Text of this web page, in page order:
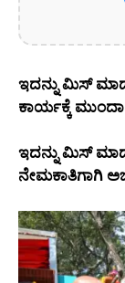
ಇದನ್ನು ಮಿಸ್‌
ಕಾರ್ಯಕ್ಕೆ
ಇದನ್ನು ಮಿಸ್‌
ನೇಮಕಾತಿಗಾಗಿ